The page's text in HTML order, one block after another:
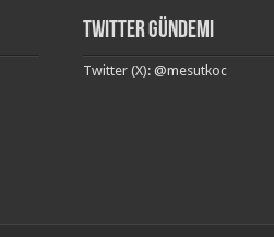
Twitter Gündemi
Twitter (X): @mesutkoc